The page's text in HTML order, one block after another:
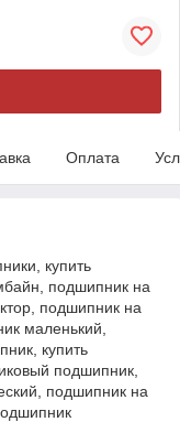
Оплата
купить
подшипник на
подшипник на
маленький,
купить
подшипник,
подшипник на